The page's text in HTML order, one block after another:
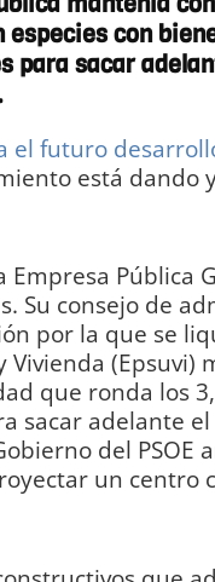
con
para sacar
el futuro
está dando
Pública
Su consejo de
por la que se
(Epsuvi)
que ronda los
sacar adelante
del PSOE
un centro